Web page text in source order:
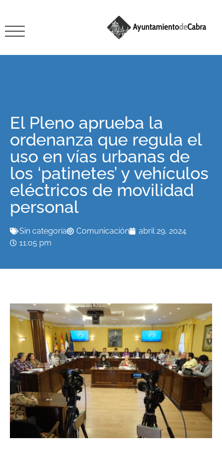
El Pleno aprueba la
ordenanza que regula el
uso en vías urbanas de
los ‘patinetes’ y vehículos
eléctricos de movilidad
personal
Sin categoría Comunicación
abril 29, 2024
11:05 pm